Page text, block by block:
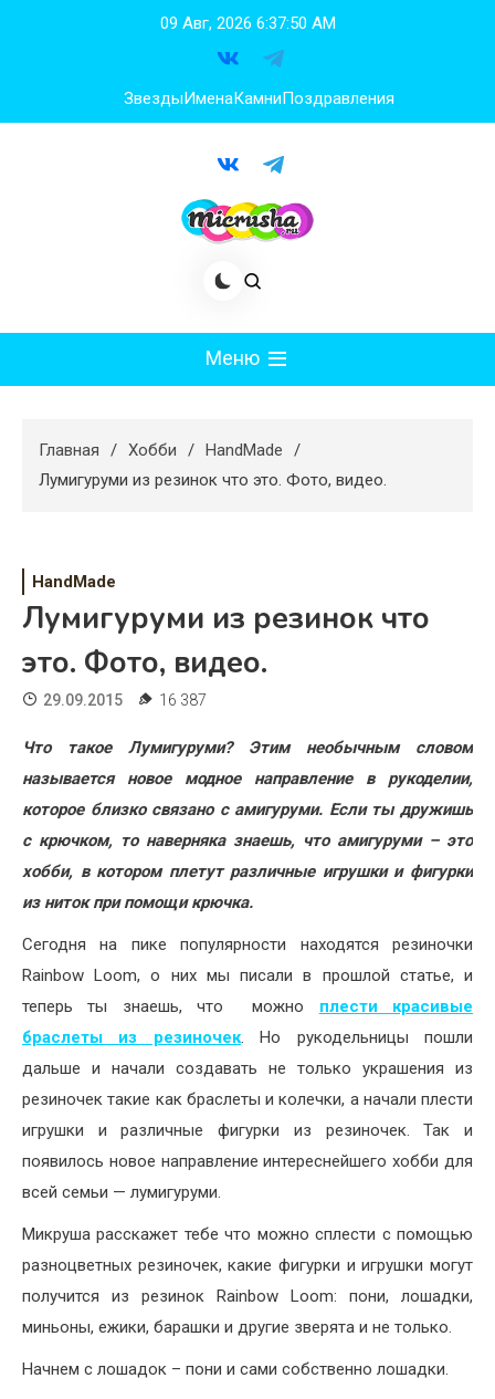
09 Авг, 2026 6:37:51 AM
ЗвездыИменаКамниПоздравления
Меню
Худеем
Жизнь
Хобби
Красота
Недвижимость
Главная Хобби
HandMade
Лумигуруми из резинок что это. Фото, видео.
HandMade
Лумигуруми из резинок что
это. Фото, видео.
29.09.2015 16 387
Что такое Лумигуруми? Этим необычным словом
называется новое модное направление в рукоделии,
которое близко связано с амигуруми. Если ты дружишь
с крючком, то наверняка знаешь, что амигуруми – это
хобби, в котором плетут различные игрушки и фигурки
из ниток при помощи крючка.
Сегодня на пике популярности находятся резиночки
Rainbow Loom, о них мы писали в прошлой статье, и
теперь ты знаешь, что можно плести красивые
браслеты из резиночек. Но рукодельницы пошли
дальше и начали создавать не только украшения из
резиночек такие как браслеты и колечки, а начали плести
игрушки и различные фигурки из резиночек. Так и
появилось новое направление интереснейшего хобби для
всей семьи — лумигуруми.
Микруша расскажет тебе что можно сплести с помощью
разноцветных резиночек, какие фигурки и игрушки могут
получится из резинок Rainbow Loom: пони, лошадки,
миньоны, ежики, барашки и другие зверята и не только.
Начнем с лошадок – пони и сами собственно лошадки.